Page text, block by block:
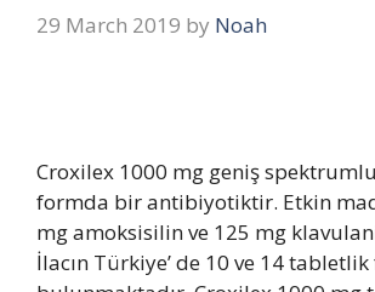
29 March 2019 by Noah
Croxilex 1000 mg geniş
formda bir antibiyotiktir. Etkin
mg amoksisilin ve 125 mg
İlacın Türkiye’ de 10 ve 14